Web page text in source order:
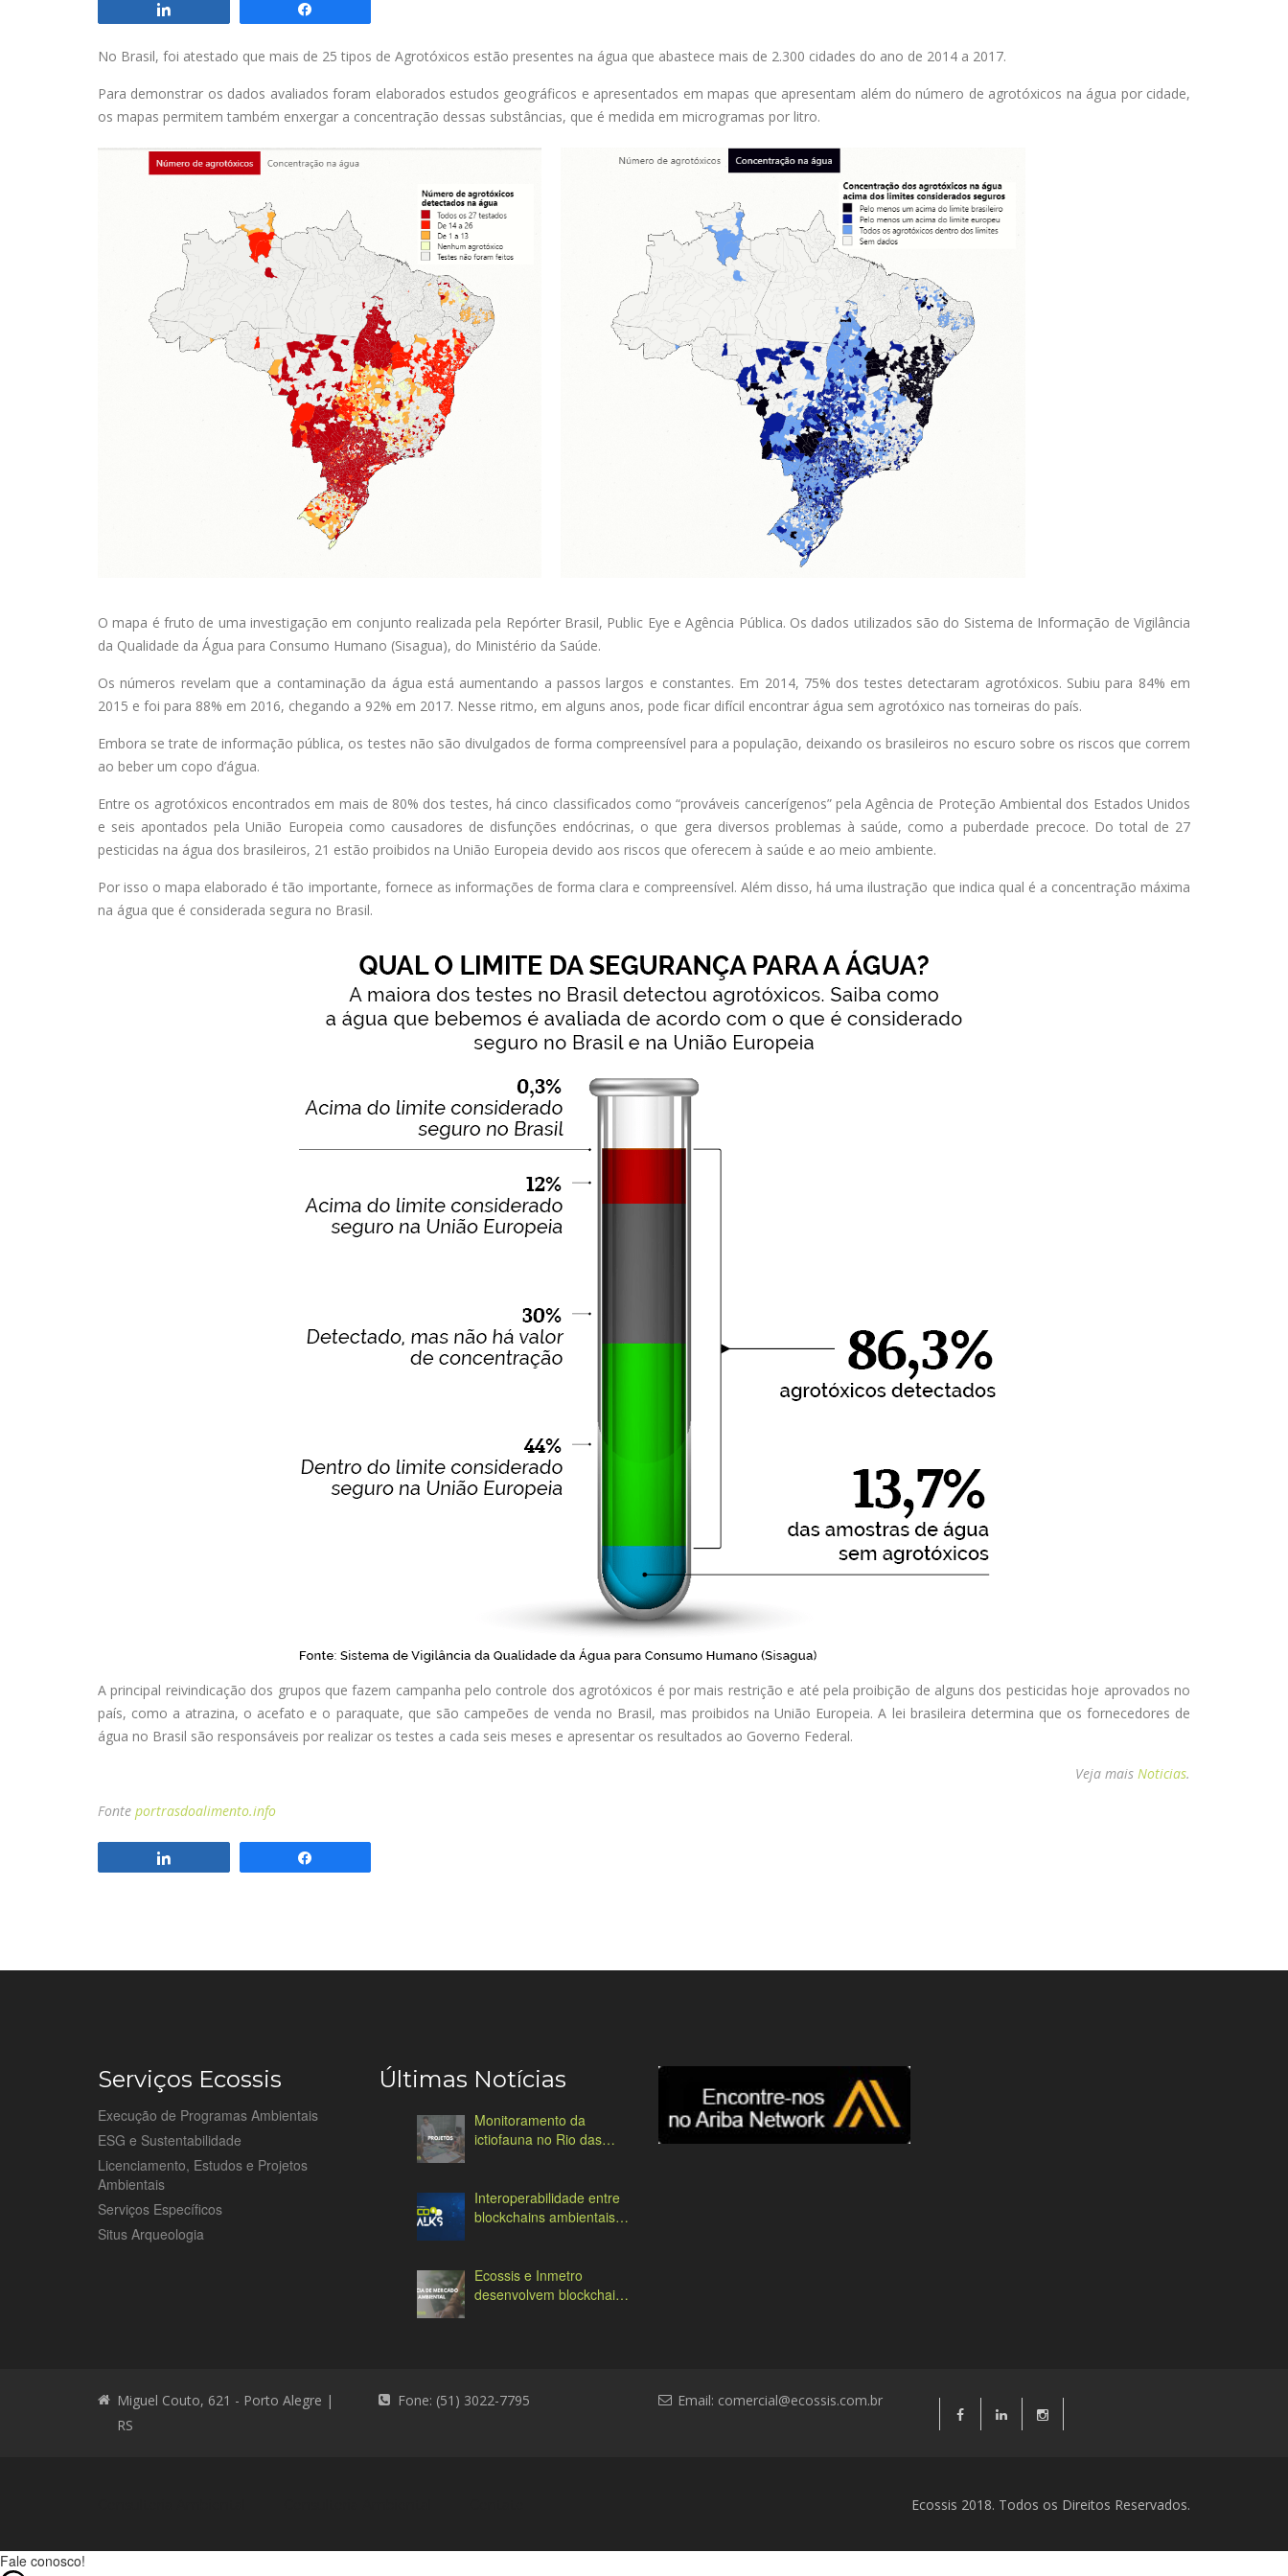
No Brasil, foi atestado que mais de 25 tipos de Agrotóxicos estão presentes na água que abastece mais de 2.300 cidades do ano de 2014 a 2017.
Para demonstrar os dados avaliados foram elaborados estudos geográficos e apresentados em mapas que apresentam além do número de agrotóxicos na água por cidade,
os mapas permitem também enxergar a concentração dessas substâncias, que é medida em microgramas por litro.
O mapa é fruto de uma investigação em conjunto realizada pela Repórter Brasil, Public Eye e Agência Pública. Os dados utilizados são do Sistema de Informação de Vigilância
da Qualidade da Água para Consumo Humano (Sisagua), do Ministério da Saúde.
Os números revelam que a contaminação da água está aumentando a passos largos e constantes. Em 2014, 75% dos testes detectaram agrotóxicos. Subiu para 84% em
2015 e foi para 88% em 2016, chegando a 92% em 2017. Nesse ritmo, em alguns anos, pode ficar difícil encontrar água sem agrotóxico nas torneiras do país.
Embora se trate de informação pública, os testes não são divulgados de forma compreensível para a população, deixando os brasileiros no escuro sobre os riscos que correm
ao beber um copo d’água.
Entre os agrotóxicos encontrados em mais de 80% dos testes, há cinco classificados como “prováveis cancerígenos” pela Agência de Proteção Ambiental dos Estados Unidos
e seis apontados pela União Europeia como causadores de disfunções endócrinas, o que gera diversos problemas à saúde, como a puberdade precoce. Do total de 27
pesticidas na água dos brasileiros, 21 estão proibidos na União Europeia devido aos riscos que oferecem à saúde e ao meio ambiente.
Por isso o mapa elaborado é tão importante, fornece as informações de forma clara e compreensível. Além disso, há uma ilustração que indica qual é a concentração máxima
na água que é considerada segura no Brasil.
A principal reivindicação dos grupos que fazem campanha pelo controle dos agrotóxicos é por mais restrição e até pela proibição de alguns dos pesticidas hoje aprovados no
país, como a atrazina, o acefato e o paraquate, que são campeões de venda no Brasil, mas proibidos na União Europeia. A lei brasileira determina que os fornecedores de
água no Brasil são responsáveis por realizar os testes a cada seis meses e apresentar os resultados ao Governo Federal.
Veja mais Noticias.
Fonte portrasdoalimento.info
Serviços Ecossis
Execução de Programas Ambientais
ESG e Sustentabilidade
Licenciamento, Estudos e Projetos
Ambientais
Serviços Específicos
Situs Arqueologia
Últimas Notícias
Monitoramento da
ictiofauna no Rio das
Interoperabilidade entre
blockchains ambientais:
Ecossis e Inmetro
desenvolvem blockchain
Miguel Couto, 621 - Porto Alegre |
RS
Fone: (51) 3022-7795 Email: comercial@ecossis.com.br
Ecossis 2018. Todos os Direitos Reservados.
Fale conosco!